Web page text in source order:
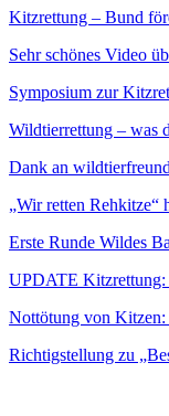
Kitzrettung – Bund
Sehr schönes Video
Symposium zur
Wildtierrettung – was
Dank an
„Wir retten Rehkitze“
Erste Runde Wildes
UPDATE
Nottötung von Kitzen:
Richtigstellung zu